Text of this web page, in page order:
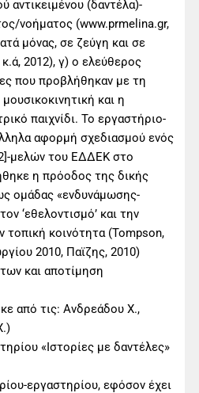
αντικειμένου (δαντέλα)-
νοήματος (www.prmelina.gr,
μόνας, σε ζεύγη και σε
2012), γ) ο ελεύθερος
που προβλήθηκαν με τη
και η
παιχνίδι. To εργαστήριο-
αφορμή σχεδιασμού ενός
μελών του ΕΔΔΕΚ στο
η πρόοδος της δικής
ομάδας «ενδυνάμωσης-
‘εθελοντισμό’ και την
τοπική κοινότητα (Tompson,
2010, Παϊζης, 2010)
και αποτίμηση
από τις: Ανδρεάδου Χ.,
«Ιστορίες με δαντέλες»
εργαστηρίου, εφόσον έχει